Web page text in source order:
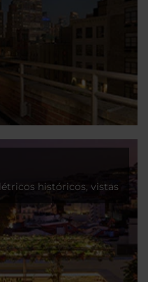
históricos, vistas
cheio de